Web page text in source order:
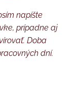
napíšte
prípadne aj
Doba
dní.